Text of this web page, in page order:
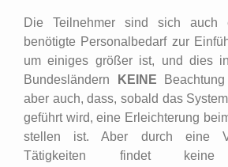
Die Teilnehmer sind sich auch
benötigte Personalbedarf zur
um einiges größer ist, und dies
Bundesländern
KEINE
aber auch, dass, sobald das
geführt wird, eine Erleichterung
stellen ist. Aber durch eine
Tätigkeiten findet keine